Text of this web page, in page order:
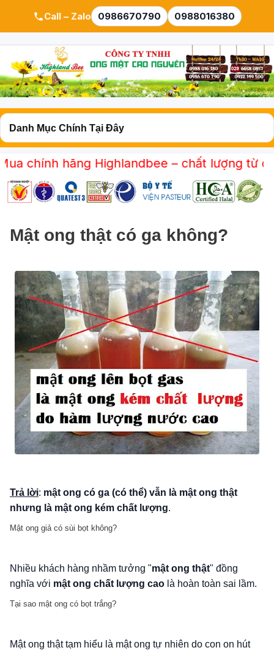
Call – Zalo 0986670790 0988016380
hãng Highlandbee – chất lượng từ cao
Mật ong thật có ga không?
Trả lời: mật ong có ga (có thể) vẫn là mật ong thật
nhưng là mật ong kém chất lượng.
Mật ong giả có sùi bọt không?
Nhiều khách hàng nhầm tưởng "mật ong thật" đồng
nghĩa với mật ong chất lượng cao là hoàn toàn sai lầm.
Tại sao mật ong có bọt trắng?
Mật ong thật tạm hiểu là mật ong tự nhiên do con on hút